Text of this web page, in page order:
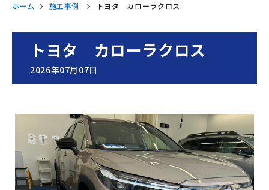
ホーム 施工事例 トヨタ カローラクロス
トヨタ カローラクロス
2026年07月07日